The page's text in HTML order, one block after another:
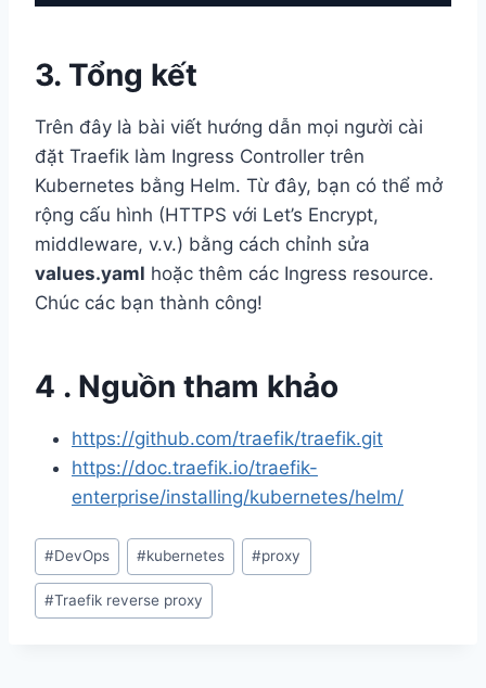
3. Tổng kết
Trên đây là bài viết hướng dẫn mọi người cài
đặt Traefik làm Ingress Controller trên
Kubernetes bằng Helm. Từ đây, bạn có thể mở
rộng cấu hình (HTTPS với Let’s Encrypt,
middleware, v.v.) bằng cách chỉnh sửa
values.yaml hoặc thêm các Ingress resource.
Chúc các bạn thành công!
4 . Nguồn tham khảo
https://github.com/traefik/traefik.git
https://doc.traefik.io/traefik-
enterprise/installing/kubernetes/helm/
Post
Tags:
#DevOps #kubernetes #proxy
#Traefik reverse proxy